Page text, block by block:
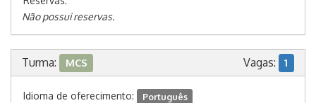
Não possui reservas.
Turma: MCS Vagas: 1
Idioma de oferecimento: Português